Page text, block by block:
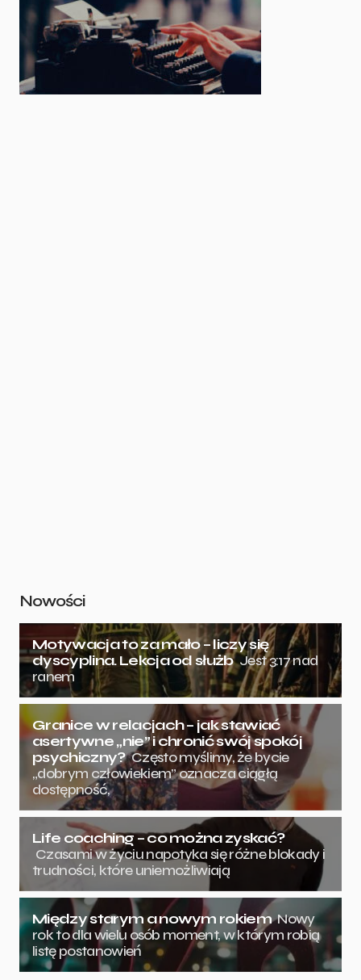
Nowości
Motywacja to za mało – liczy się
dyscyplina. Lekcja od służb Jest 3:17 nad
ranem
Granice w relacjach – jak stawiać
asertywne „nie” i chronić swój spokój
psychiczny? Często myślimy, że bycie
„dobrym człowiekiem” oznacza ciągłą
dostępność,
Life coaching – co można zyskać?
Czasami w życiu napotyka się różne blokady i
trudności, które uniemożliwiają
Między starym a nowym rokiem Nowy
rok to dla wielu osób moment, w którym robią
listę postanowień